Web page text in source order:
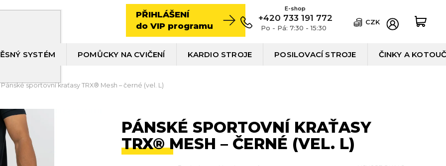
PŘIHLÁŠENÍ
do VIP programu
+420 733 191 772
Po - Pá: 7:30 - 15:30
CZK
SYSTÉM POMŮCKY NA CVIČENÍ KARDIO STROJE POSILOVACÍ STROJE ČINKY A
Pánské sportovní kraťasy TRX® Mesh – černé (vel. L)
PÁNSKÉ SPORTOVNÍ KRAŤASY
TRX® MESH – ČERNÉ (VEL. L)